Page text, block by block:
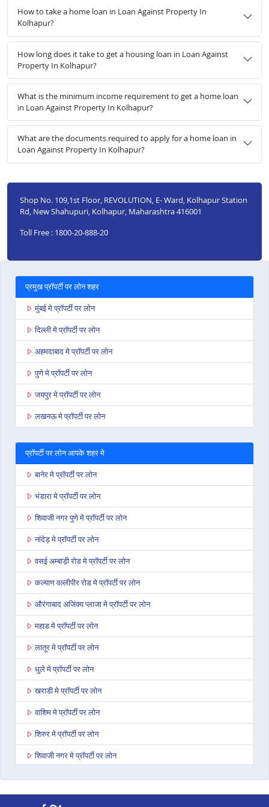
How to take a home loan in Loan Against Property In
Kolhapur?
How long does it take to get a housing loan in Loan Against
Property In Kolhapur?
What is the minimum income requirement to get a home loan
in Loan Against Property In Kolhapur?
What are the documents required to apply for a home loan in
Loan Against Property In Kolhapur?
Shop No. 109,1st Floor, REVOLUTION, E- Ward, Kolhapur Station
Rd, New Shahupuri, Kolhapur, Maharashtra 416001
Toll Free : 1800-20-888-20
प्रमुख प्रॉपर्टी पर लोन शहर
मुंबई मे प्रॉपर्टी पर लोन
दिल्ली मे प्रॉपर्टी पर लोन
अहमदाबाद मे प्रॉपर्टी पर लोन
पुणे मे प्रॉपर्टी पर लोन
जयपुर मे प्रॉपर्टी पर लोन
लखनऊ मे प्रॉपर्टी पर लोन
प्रॉपर्टी पर लोन आपके शहर मे
बानेर मे प्रॉपर्टी पर लोन
भंडारा मे प्रॉपर्टी पर लोन
शिवाजी नगर पुणे मे प्रॉपर्टी पर लोन
नांदेड़ मे प्रॉपर्टी पर लोन
वसई अम्बाड़ी रोड मे प्रॉपर्टी पर लोन
कल्याण वल्लीपीर रोड मे प्रॉपर्टी पर लोन
औरंगाबाद अजिंक्य प्लाजा मे प्रॉपर्टी पर लोन
महाड मे प्रॉपर्टी पर लोन
लातूर मे प्रॉपर्टी पर लोन
धुले मे प्रॉपर्टी पर लोन
खराडी मे प्रॉपर्टी पर लोन
वाशिम मे प्रॉपर्टी पर लोन
शिरुर मे प्रॉपर्टी पर लोन
शिवाजी नगर मे प्रॉपर्टी पर लोन